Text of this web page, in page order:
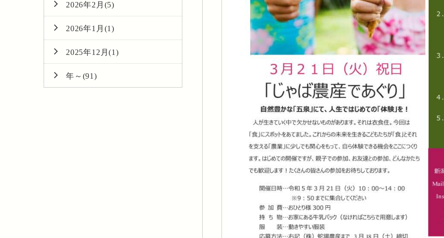
2026年2月(5)
2026年1月(1)
2025年12月(1)
年～(91)